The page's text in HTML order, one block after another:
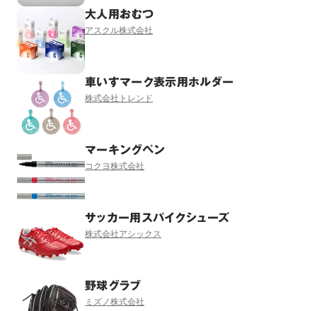
大人用おむつ
アスクル株式会社
車いすマーク表示用ホルダー
株式会社トレンド
マーキングペン
コクヨ株式会社
サッカー用スパイクシューズ
株式会社アシックス
野球グラブ
ミズノ株式会社